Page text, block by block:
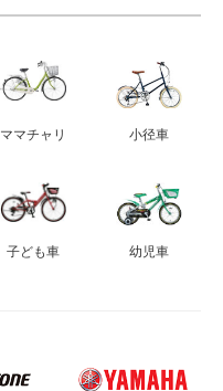
ママチャリ 小径車
子ども車 幼児車